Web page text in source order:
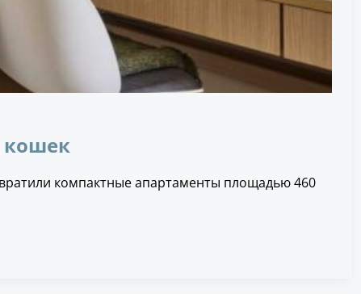
кошек
компактные апартаменты площадью 460